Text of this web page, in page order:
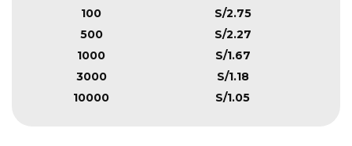
100
S/2.75
500
S/2.27
1000
S/1.67
3000
S/1.18
10000
S/1.05